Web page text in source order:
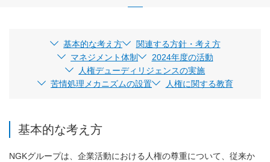
基本的な考え方
関連する方針・考え方
マネジメント体制
2024年度の活動
人権デューディリジェンスの実施
苦情処理メカニズムの設置
人権に関する教育
基本的な考え方
NGKグループは、企業活動における人権の尊重について、従来か